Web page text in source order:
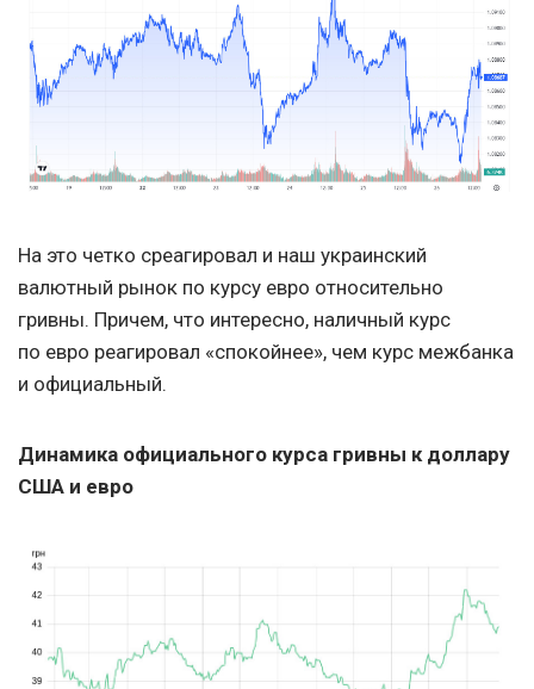
На это четко среагировал и наш украинский
валютный рынок по курсу евро относительно
гривны. Причем, что интересно, наличный курс
по евро реагировал «спокойнее», чем курс межбанка
и официальный.
Динамика официального курса гривны к доллару
США и евро